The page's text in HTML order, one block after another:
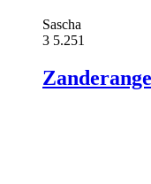
Sascha
3 5.251